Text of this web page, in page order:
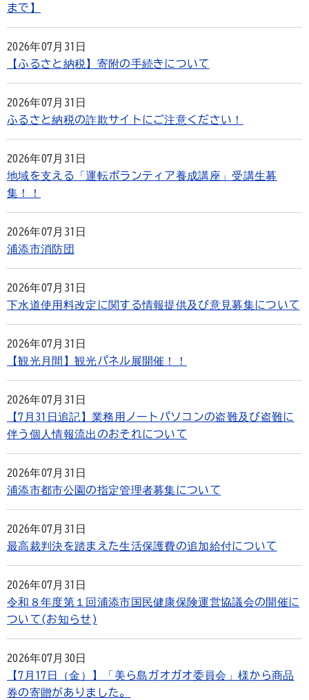
まで】
2026年07月31日
【ふるさと納税】寄附の手続きについて
2026年07月31日
ふるさと納税の詐欺サイトにご注意ください！
2026年07月31日
地域を支える「運転ボランティア養成講座」受講生募
集！！
2026年07月31日
浦添市消防団
2026年07月31日
下水道使用料改定に関する情報提供及び意見募集について
2026年07月31日
【観光月間】観光パネル展開催！！
2026年07月31日
【7月31日追記】業務用ノートパソコンの盗難及び盗難に
伴う個人情報流出のおそれについて
2026年07月31日
浦添市都市公園の指定管理者募集について
2026年07月31日
最高裁判決を踏まえた生活保護費の追加給付について
2026年07月31日
令和８年度第１回浦添市国民健康保険運営協議会の開催に
ついて(お知らせ)
2026年07月30日
【7月17日（金）】「美ら島ガオガオ委員会」様から商品
券の寄贈がありました。